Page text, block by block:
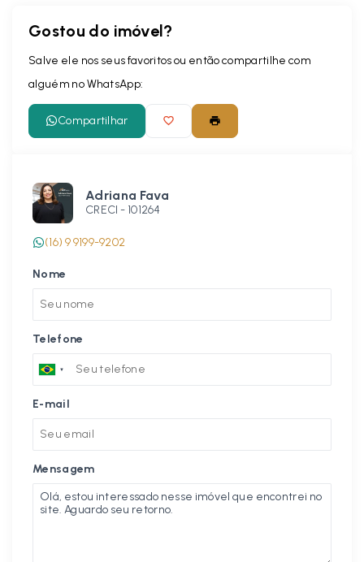
Gostou do imóvel?
Salve ele nos seus favoritos ou então compartilhe com
alguém no WhatsApp:
Compartilhar
Adriana Fava
CRECI - 101264
(16) 9 9199-9202
Nome
Telefone
E-mail
Mensagem